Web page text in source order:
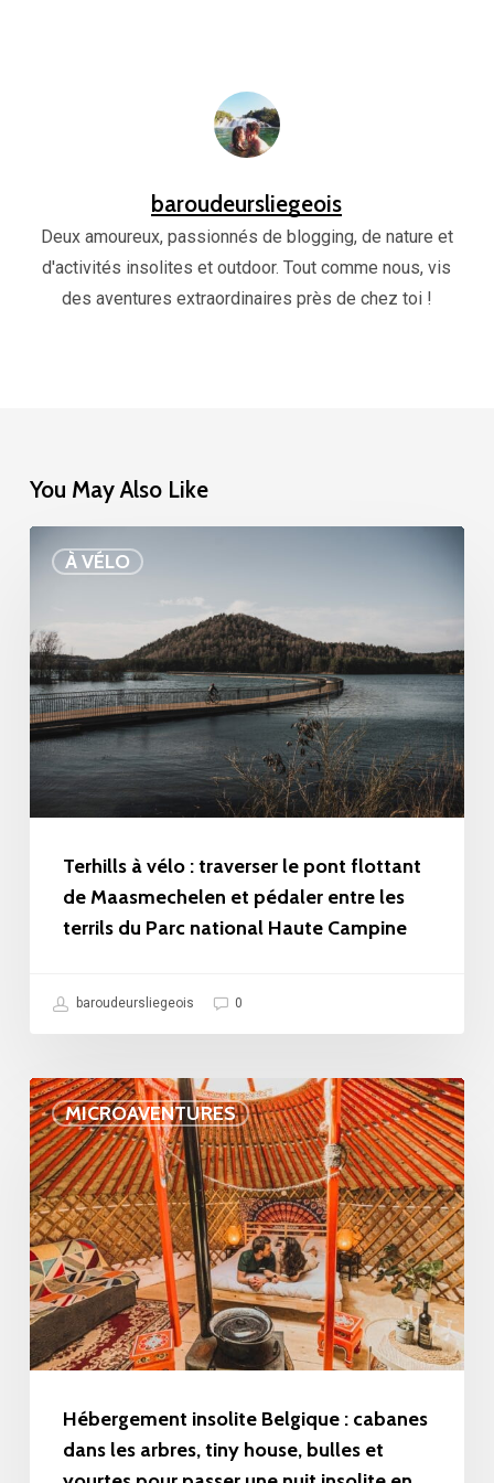
baroudeursliegeois
Deux amoureux, passionnés de blogging, de nature et
d'activités insolites et outdoor. Tout comme nous, vis
des aventures extraordinaires près de chez toi !
You May Also Like
À VÉLO
:
traverser
le
pont
flottant
de
Maasmechelen
pédaler
les
terrils
Parc
national
Haute
Campine
Terhills à vélo : traverser le pont flottant
de Maasmechelen et pédaler entre les
terrils du Parc national Haute Campine
baroudeursliegeois 0
MICROAVENTURES
Hébergement
insolite
Belgique
:
cabanes
dans
les
arbres,
tiny
house,
bulles
Hébergement insolite Belgique : cabanes
dans les arbres, tiny house, bulles et